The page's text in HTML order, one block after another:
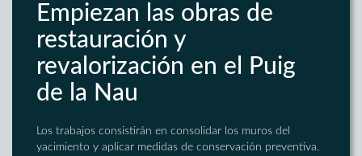
Empiezan las obras de
restauración y
revalorización en el Puig
de la Nau
Los trabajos consistirán en consolidar los muros del
yacimiento y aplicar medidas de conservación preventiva.